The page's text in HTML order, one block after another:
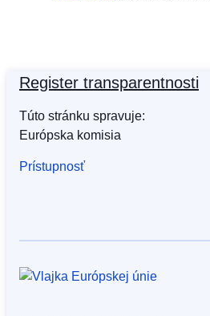
Register transparentnosti
Túto stránku spravuje:
Európska komisia
Prístupnosť